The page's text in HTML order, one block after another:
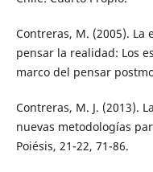
Contreras, M. (2005). La
pensar la realidad: Los
marco del pensar
Contreras, M. J. (2013).
nuevas metodologías
Poiésis, 21-22, 71-86.